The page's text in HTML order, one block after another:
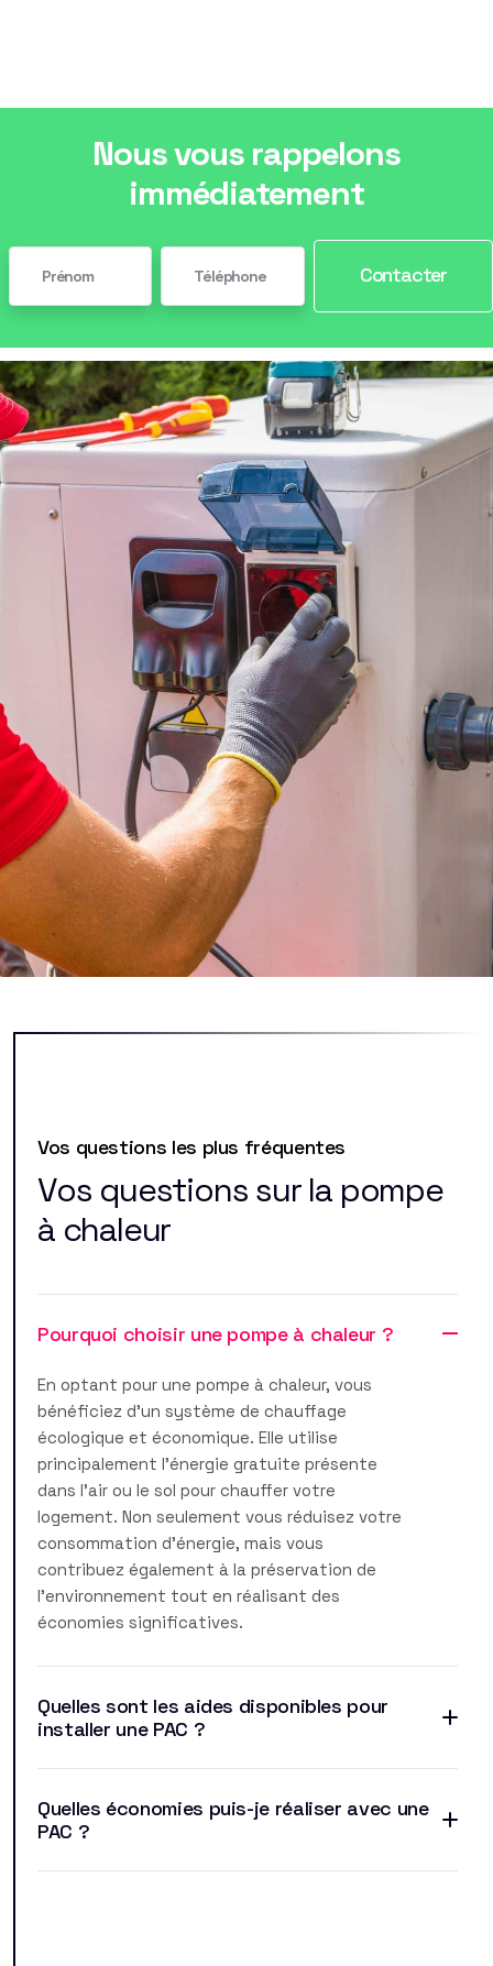
Nous vous rappelons
immédiatement
Contacter
Vos questions les plus fréquentes
Vos questions sur la pompe
à chaleur
Pourquoi choisir une pompe à chaleur ?
En optant pour une pompe à chaleur, vous
bénéficiez d'un système de chauffage
écologique et économique. Elle utilise
principalement l'énergie gratuite présente
dans l'air ou le sol pour chauffer votre
logement. Non seulement vous réduisez votre
consommation d'énergie, mais vous
contribuez également à la préservation de
l'environnement tout en réalisant des
économies significatives.
Quelles sont les aides disponibles pour
installer une PAC ?
Quelles économies puis-je réaliser avec une
PAC ?